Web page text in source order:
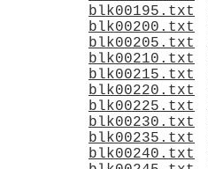
blk00195.txt
blk00200.txt
blk00205.txt
blk00210.txt
blk00215.txt
blk00220.txt
blk00225.txt
blk00230.txt
blk00235.txt
blk00240.txt